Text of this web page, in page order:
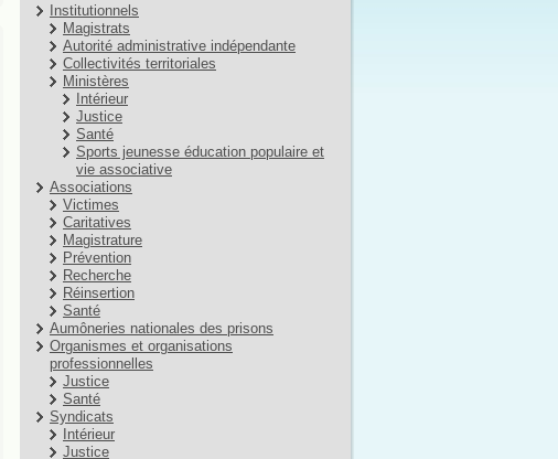
Institutionnels
Magistrats
Autorité administrative indépendante
Collectivités territoriales
Ministères
Intérieur
Justice
Santé
Sports jeunesse éducation populaire et
vie associative
Associations
Victimes
Caritatives
Magistrature
Prévention
Recherche
Réinsertion
Santé
Aumôneries nationales des prisons
Organismes et organisations
professionnelles
Justice
Santé
Syndicats
Intérieur
Justice